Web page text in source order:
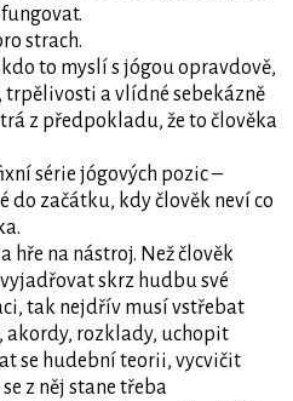
strach.
to myslí s jógou opravdově,
a vlídné sebekázně
z předpokladu, že to člověka
série jógových pozic –
začátku, kdy člověk neví co
hře na nástroj. Než člověk
skrz hudbu své
tak nejdřív musí vstřebat
akordy, rozklady, uchopit
se hudební teorii, vycvičit
z něj stane třeba